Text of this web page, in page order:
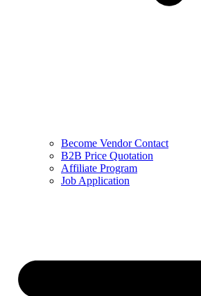
Become Vendor Contact
B2B Price Quotation
Affiliate Program
Job Application